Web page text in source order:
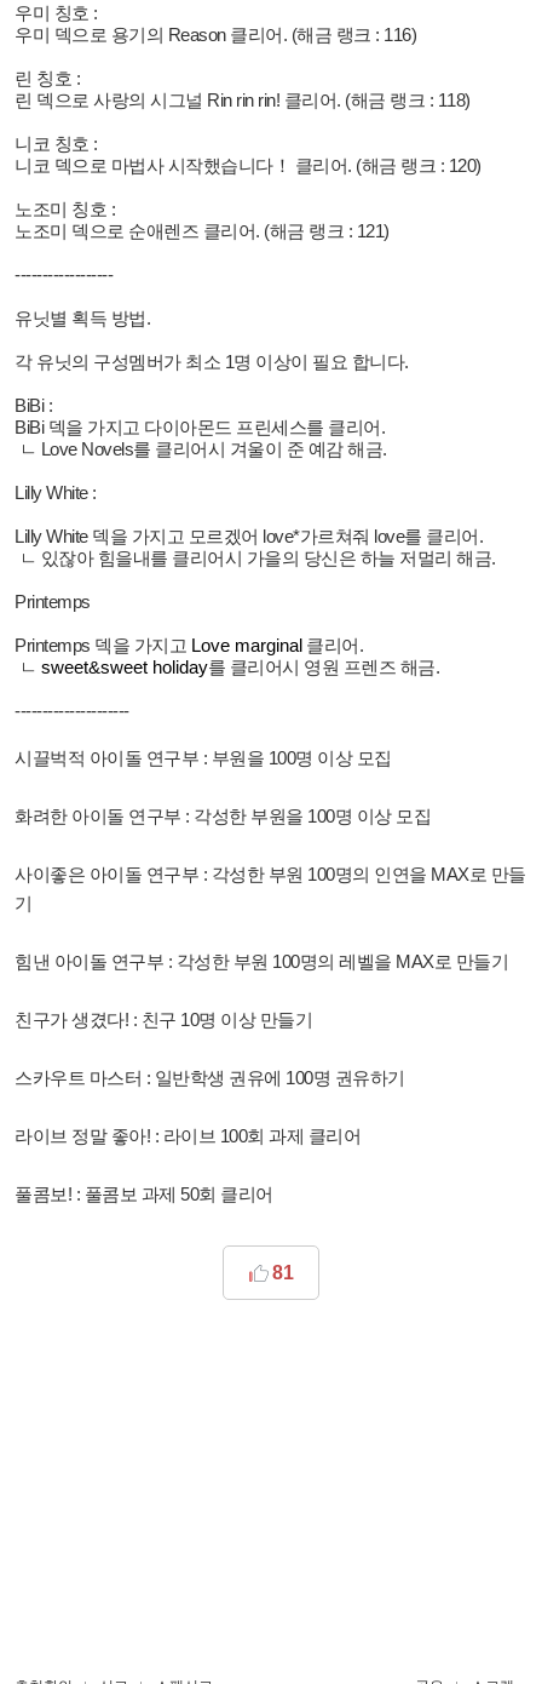
우미 칭호 :
우미 덱으로 용기의 Reason 클리어. (해금 랭크 : 116)
린 칭호 :
린 덱으로 사랑의 시그널 Rin rin rin! 클리어. (해금 랭크 : 118)
니코 칭호 :
니코 덱으로 마법사 시작했습니다！ 클리어. (해금 랭크 : 120)
노조미 칭호 :
노조미 덱으로 순애렌즈 클리어. (해금 랭크 : 121)
------------------
유닛별 획득 방법.
각 유닛의 구성멤버가 최소 1명 이상이 필요 합니다.
BiBi :
BiBi 덱을 가지고 다이아몬드 프린세스를 클리어.
ㄴ Love Novels를 클리어시 겨울이 준 예감 해금.
Lilly White :
Lilly White 덱을 가지고 모르겠어 love*가르쳐줘 love를 클리어.
ㄴ 있잖아 힘을내를 클리어시 가을의 당신은 하늘 저멀리 해금.
Printemps
Printemps 덱을 가지고 Love marginal클리어.
ㄴ sweet&sweet holiday를 클리어시 영원 프렌즈 해금.
---------------------
시끌벅적 아이돌 연구부 : 부원을 100명 이상 모집
화려한 아이돌 연구부 : 각성한 부원을 100명 이상 모집
사이좋은 아이돌 연구부 : 각성한 부원 100명의 인연을 MAX로 만들
기
힘낸 아이돌 연구부 : 각성한 부원 100명의 레벨을 MAX로 만들기
친구가 생겼다! : 친구 10명 이상 만들기
스카우트 마스터 : 일반학생 권유에 100명 권유하기
라이브 정말 좋아! : 라이브 100회 과제 클리어
풀콤보! : 풀콤보 과제 50회 클리어
81